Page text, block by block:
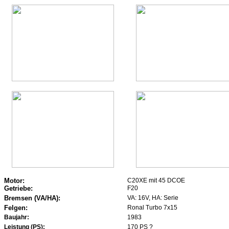
Motor: C20XE mit 45 DCOE
Getriebe: F20
Bremsen (VA/HA): VA: 16V, HA: Serie
Felgen:
Ronal Turbo 7x15
Baujahr:
1983
Leistung (PS):
170 PS ?